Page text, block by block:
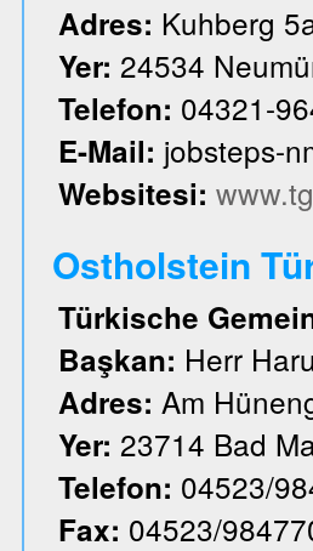
Adres: Kuhberg
Yer: 24534
Telefon: 04321-
E-Mail: jobsteps-
Websitesi:
Ostholstein
Türkische
Başkan: Herr
Adres: Am
Yer: 23714 Bad
Telefon: 04523/
Fax: 04523/